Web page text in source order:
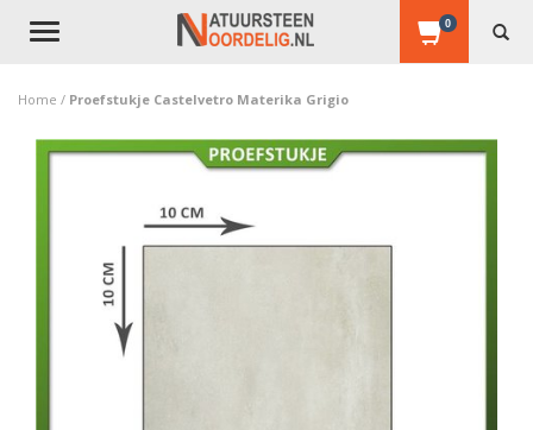
Toggle
0
Home / Proefstukje Castelvetro Materika Grigio